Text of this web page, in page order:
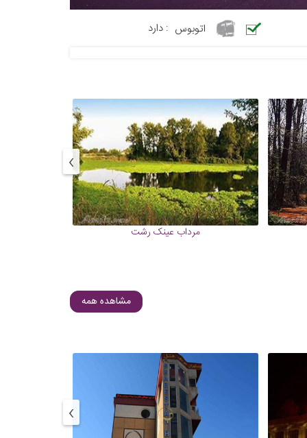
اتوبوس : دارد
مرداب عینک رشت
›
مشاهده همه
›